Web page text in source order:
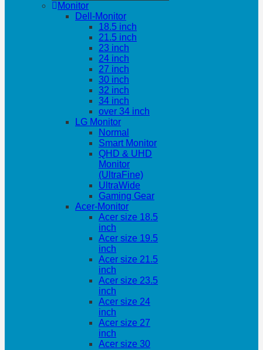
Monitor
Dell-Monitor
18.5 inch
21.5 inch
23 inch
24 inch
27 inch
30 inch
32 inch
34 inch
over 34 inch
LG Monitor
Normal
Smart Monitor
QHD & UHD
Monitor
(UltraFine)
UltraWide
Gaming Gear
Acer-Monitor
Acer size 18.5
inch
Acer size 19.5
inch
Acer size 21.5
inch
Acer size 23.5
inch
Acer size 24
inch
Acer size 27
inch
Acer size 30